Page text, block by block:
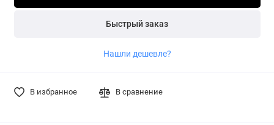
Быстрый заказ
Нашли дешевле?
В избранное В сравнение